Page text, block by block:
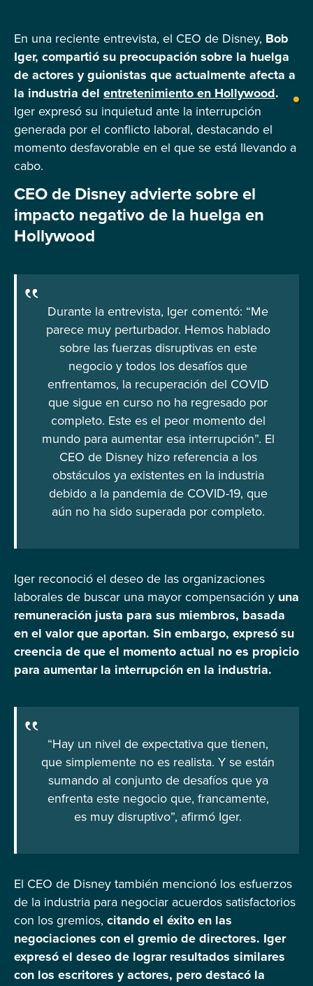
En una reciente entrevista, el CEO de Disney, Bob
Iger, compartió su preocupación sobre la huelga
de actores y guionistas que actualmente afecta a
la industria del entretenimiento en Hollywood.
Iger expresó su inquietud ante la interrupción
generada por el conflicto laboral, destacando el
momento desfavorable en el que se está llevando a
cabo.
CEO de Disney advierte sobre el
impacto negativo de la huelga en
Hollywood
Durante la entrevista, Iger comentó: “Me
parece muy perturbador. Hemos hablado
sobre las fuerzas disruptivas en este
negocio y todos los desafíos que
enfrentamos, la recuperación del COVID
que sigue en curso no ha regresado por
completo. Este es el peor momento del
mundo para aumentar esa interrupción”. El
CEO de Disney hizo referencia a los
obstáculos ya existentes en la industria
debido a la pandemia de COVID-19, que
aún no ha sido superada por completo.
Iger reconoció el deseo de las organizaciones
laborales de buscar una mayor compensación y una
remuneración justa para sus miembros, basada
en el valor que aportan. Sin embargo, expresó su
creencia de que el momento actual no es propicio
para aumentar la interrupción en la industria.
“Hay un nivel de expectativa que tienen,
que simplemente no es realista. Y se están
sumando al conjunto de desafíos que ya
enfrenta este negocio que, francamente,
es muy disruptivo”, afirmó Iger.
El CEO de Disney también mencionó los esfuerzos
de la industria para negociar acuerdos satisfactorios
con los gremios, citando el éxito en las
negociaciones con el gremio de directores. Iger
expresó el deseo de lograr resultados similares
con los escritores y actores, pero destacó la